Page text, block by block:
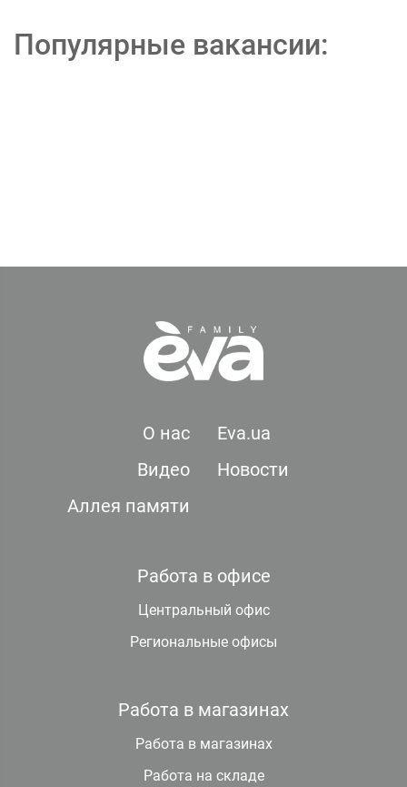
Популярные вакансии:
О нас
Eva.ua
Видео
Новости
Аллея памяти
Работа в офисе
Центральный офис
Региональные офисы
Работа в магазинах
Работа в магазинах
Работа на складе